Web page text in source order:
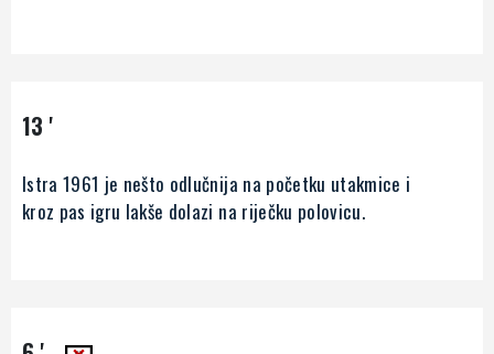
13 '
Istra 1961 je nešto odlučnija na početku utakmice i
kroz pas igru lakše dolazi na riječku polovicu.